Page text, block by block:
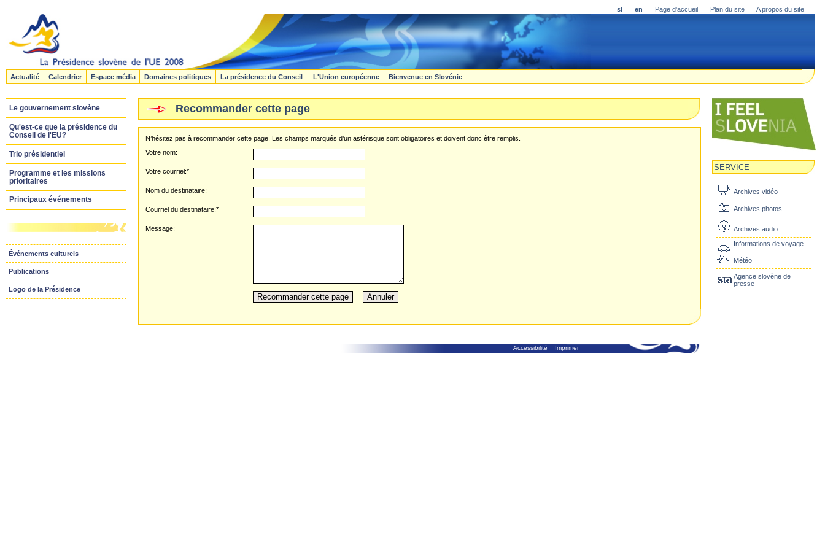
sl en Page d'accueil Plan du site A propos du site
Actualité Calendrier Espace média Domaines politiques La présidence du Conseil L'Union européenne Bienvenue en Slovénie
Le gouvernement slovène
Qu'est-ce que la présidence du
Conseil de l'EU?
Trio présidentiel
Programme et les missions
prioritaires
Principaux événements
Événements culturels
Publications
Logo de la Présidence
SERVICE
Archives vidéo
Archives photos
Archives audio
Informations de voyage
Météo
Agence slovène de
presse
Recommander cette page
N’hésitez pas à recommander cette page. Les champs marqués d’un astérisque sont obligatoires et doivent donc être remplis.
Votre nom:
Votre courriel:*
Nom du destinataire:
Courriel du destinataire:*
Message:
Accessibilité Imprimer